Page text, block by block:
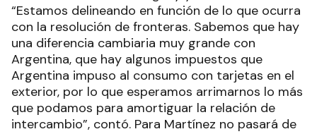
“Estamos delineando en función de lo que ocurra
con la resolución de fronteras. Sabemos que hay
una diferencia cambiaria muy grande con
Argentina, que hay algunos impuestos que
Argentina impuso al consumo con tarjetas en el
exterior, por lo que esperamos arrimarnos lo más
que podamos para amortiguar la relación de
intercambio”, contó. Para Martínez no pasará de